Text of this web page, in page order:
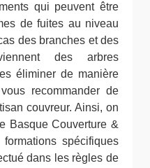
qui peuvent être
de fuites au niveau
des branches et des
des arbres
éliminer de manière
recommander de
couvreur. Ainsi, on
Basque Couverture &
spécifiques
dans les règles de